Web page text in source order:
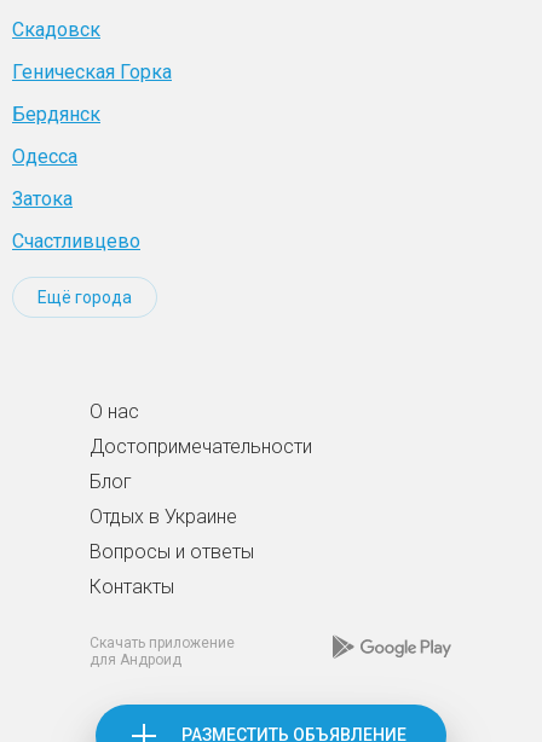
Скадовск
Геническая Горка
Бердянск
Одесса
Затока
Счастливцево
Ещё города
О нас
Достопримечательности
Блог
Отдых в Украине
Вопросы и ответы
Контакты
Скачать приложение
для Андроид
РАЗМЕСТИТЬ ОБЪЯВЛЕНИЕ